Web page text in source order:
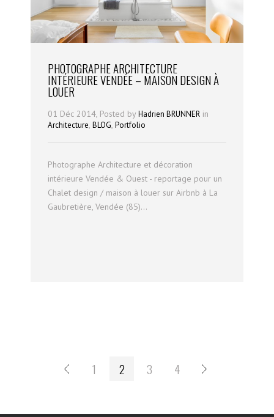
PHOTOGRAPHE ARCHITECTURE
INTÉRIEURE VENDÉE – MAISON DESIGN À
LOUER
01 Déc 2014, Posted by Hadrien BRUNNER in
Architecture, BLOG, Portfolio
Photographe Architecture et décoration
intérieure Vendée & Ouest - reportage pour un
Chalet design / maison à louer sur Airbnb à La
Gaubretière, Vendée (85)...
1 2 3 4